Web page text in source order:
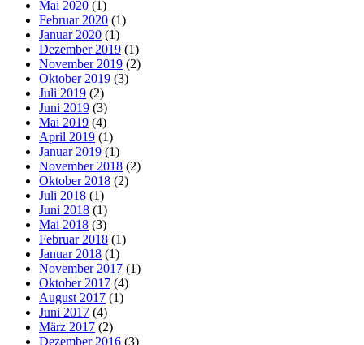
Mai 2020 (1)
Februar 2020 (1)
Januar 2020 (1)
Dezember 2019 (1)
November 2019 (2)
Oktober 2019 (3)
Juli 2019 (2)
Juni 2019 (3)
Mai 2019 (4)
April 2019 (1)
Januar 2019 (1)
November 2018 (2)
Oktober 2018 (2)
Juli 2018 (1)
Juni 2018 (1)
Mai 2018 (3)
Februar 2018 (1)
Januar 2018 (1)
November 2017 (1)
Oktober 2017 (4)
August 2017 (1)
Juni 2017 (4)
März 2017 (2)
Dezember 2016 (3)